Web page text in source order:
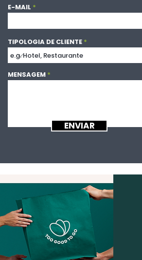
E-MAIL
TIPOLOGIA DE CLIENTE
MENSAGEM
ENVIAR